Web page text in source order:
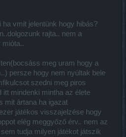
ha vmit jelentünk hogy hibás?
rajta.. nem a
mióta..
meg uram hogy a
persze hogy nem nyúltak bele
szedni meg piros
itt mindenki mintha az élete
mit ártana ha igazat
játékos visszajelzése hogy
elég meggyőző érv.. nem az
tudja milyen játékot játszik